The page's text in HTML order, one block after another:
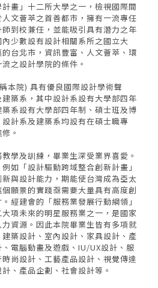
畫」十二所大學之一，檢視國際間
文薈萃之首善都市，擁有一流專任
到校兼任，並能吸引具有潛力之年
少數設有設計相關系所之國立大
台北市，資訊豐富、人文薈萃、環
之設計學院的條件。
本院) 具有優良國際設計學術聲
築系，其中設計系設有大學部四年
系設有大學部四年制、碩士班及博
計系及建築系均設有在碩士職專
。
學及訓練，畢業生深受業界喜愛。
如「設計驅動跨域整合創新計畫」
與設計能力，期能使台灣成為亞太
願景的實踐亟需要大量具有高度創
經建會的「服務業發展行動綱領」
項未來的明星服務業之一，是國家
資源。因此本院畢業生皆有多項就
築設計、室內設計、家具設計、產
電腦動畫及遊戲、IU/UX設計、服
尚設計、工藝產品設計、視覺傳達
、產品企劃、社會設計等。